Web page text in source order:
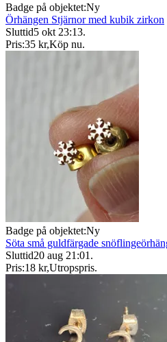
Badge på objektet:Ny
Örhängen Stjärnor med kubik zirkon
Sluttid5 okt 23:13.
Pris:35 kr,Köp nu.
Badge på objektet:Ny
Söta små guldfärgade
Sluttid20 aug 21:01 .
Pris:18 kr,Utropspris.